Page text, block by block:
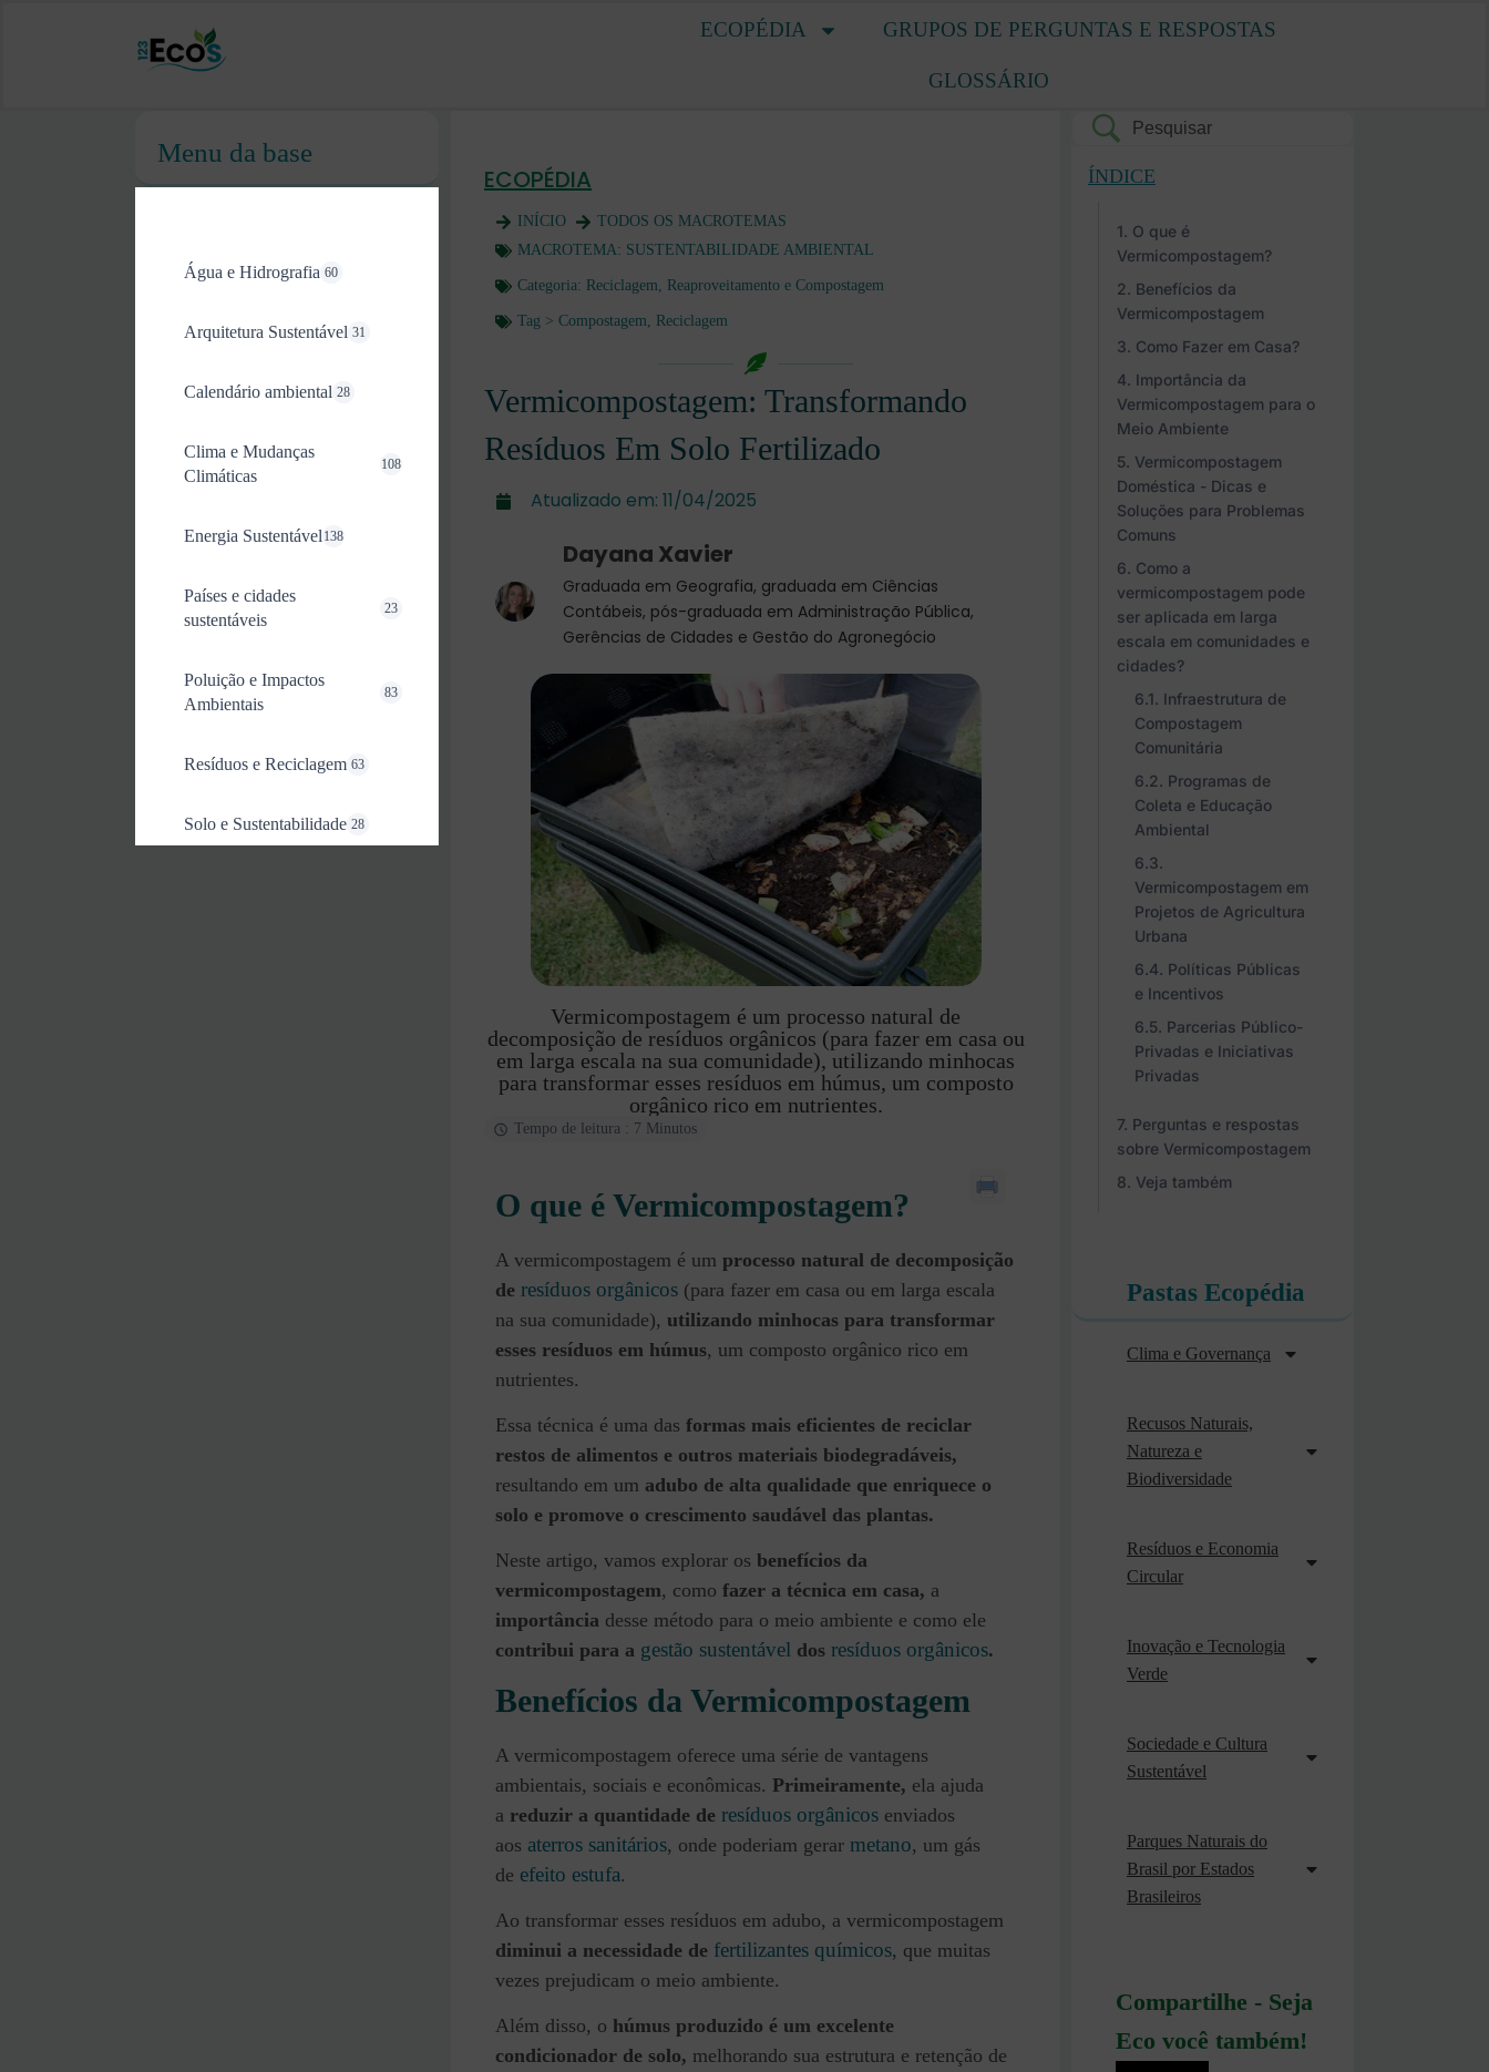
ECOPÉDIA GRUPOS DE PERGUNTAS E RESPOSTAS
GLOSSÁRIO
Menu da base
Água e Hidrografia 60
Arquitetura Sustentável 31
Calendário ambiental 28
Clima e Mudanças
Climáticas
108
Energia Sustentável 138
Países e cidades
sustentáveis
23
Poluição e Impactos
Ambientais
83
Resíduos e Reciclagem 63
Solo e Sustentabilidade 28
ECOPÉDIA
INÍCIO
TODOS OS MACROTEMAS
MACROTEMA: SUSTENTABILIDADE AMBIENTAL
Categoria: Reciclagem, Reaproveitamento e Compostagem
Tag > Compostagem, Reciclagem
Vermicompostagem: Transformando
Resíduos Em Solo Fertilizado
Atualizado em: 11/04/2025
Dayana Xavier
Graduada em Geografia, graduada em Ciências
Contábeis, pós-graduada em Administração Pública,
Gerências de Cidades e Gestão do Agronegócio
Vermicompostagem é um processo natural de
decomposição de resíduos orgânicos (para fazer em casa ou
em larga escala na sua comunidade), utilizando minhocas
para transformar esses resíduos em húmus, um composto
orgânico rico em nutrientes.
Tempo de leitura : 7 Minutos
O que é Vermicompostagem?
A vermicompostagem é um processo natural de decomposição
de resíduos orgânicos (para fazer em casa ou em larga escala
na sua comunidade), utilizando minhocas para transformar
esses resíduos em húmus, um composto orgânico rico em
nutrientes.
Essa técnica é uma das formas mais eficientes de reciclar
restos de alimentos e outros materiais biodegradáveis,
resultando em um adubo de alta qualidade que enriquece o
solo e promove o crescimento saudável das plantas.
Neste artigo, vamos explorar os benefícios da
vermicompostagem, como fazer a técnica em casa, a
importância desse método para o meio ambiente e como ele
contribui para a gestão sustentável dos resíduos orgânicos.
Benefícios da Vermicompostagem
A vermicompostagem oferece uma série de vantagens
ambientais, sociais e econômicas. Primeiramente, ela ajuda
a reduzir a quantidade de resíduos orgânicos enviados
aos aterros sanitários, onde poderiam gerar metano, um gás
de efeito estufa.
Ao transformar esses resíduos em adubo, a vermicompostagem
diminui a necessidade de fertilizantes químicos, que muitas
vezes prejudicam o meio ambiente.
Além disso, o húmus produzido é um excelente
condicionador de solo, melhorando sua estrutura e retenção de
ÍNDICE
O que é
Vermicompostagem?
Benefícios da
Vermicompostagem
Como Fazer em Casa?
Importância da
Vermicompostagem para o
Meio Ambiente
Vermicompostagem
Doméstica - Dicas e
Soluções para Problemas
Comuns
Como a
vermicompostagem pode
ser aplicada em larga
escala em comunidades e
cidades?
Infraestrutura de
Compostagem
Comunitária
Programas de
Coleta e Educação
Ambiental
Vermicompostagem em
Projetos de Agricultura
Urbana
Políticas Públicas
e Incentivos
Parcerias Público-
Privadas e Iniciativas
Privadas
Perguntas e respostas
sobre Vermicompostagem
Veja também
Pastas Ecopédia
Clima e Governança
Recusos Naturais,
Natureza e
Biodiversidade
Resíduos e Economia
Circular
Inovação e Tecnologia
Verde
Sociedade e Cultura
Sustentável
Parques Naturais do
Brasil por Estados
Brasileiros
Compartilhe - Seja
Eco você também!